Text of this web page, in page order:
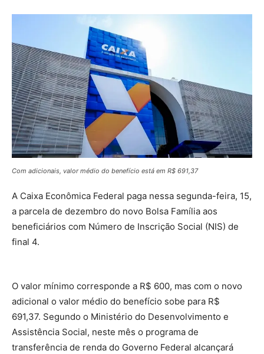
Com adicionais, valor médio do benefício está em R$ 691,37
A Caixa Econômica Federal paga nessa segunda-feira, 15,
a parcela de dezembro do novo Bolsa Família aos
beneficiários com Número de Inscrição Social (NIS) de
final 4.
O valor mínimo corresponde a R$ 600, mas com o novo
adicional o valor médio do benefício sobe para R$
691,37. Segundo o Ministério do Desenvolvimento e
Assistência Social, neste mês o programa de
transferência de renda do Governo Federal alcançará